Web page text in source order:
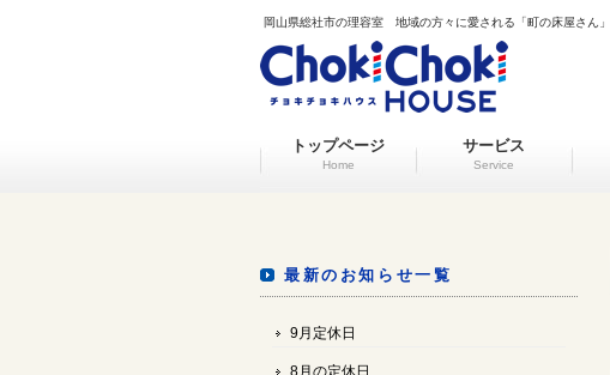
岡山県総社市の理容室 地域の方々に愛される「町の床屋さん」
トップページ
Home
サービス
Service
最新のお知らせ一覧
9月定休日
8月の定休日